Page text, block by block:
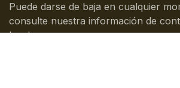
Puede darse de baja en cualquier
consulte nuestra información de
legal.